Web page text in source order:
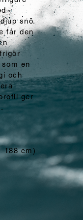
snö.
får den
en
och
ger
188 cm)